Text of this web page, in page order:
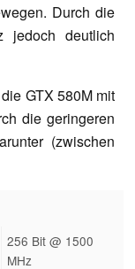
Durch die
jedoch deutlich
GTX 580M mit
die geringeren
(zwischen
256 Bit @ 1500
MHz